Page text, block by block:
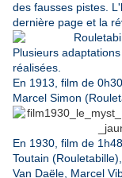
des fausses pistes.
dernière page et la
Plusieurs
réalisées.
En 1913, film de
Marcel Simon
En 1930, film de
Toutain
Van Daële, Marcel